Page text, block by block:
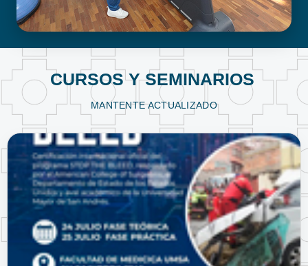
FISIOTERAPIA Y KINESIOLOGÍA
CURSOS Y SEMINARIOS
MANTENTE ACTUALIZADO